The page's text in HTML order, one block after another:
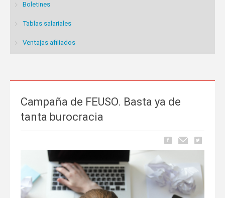
Boletines
Tablas salariales
Ventajas afiliados
Campaña de FEUSO. Basta ya de
tanta burocracia